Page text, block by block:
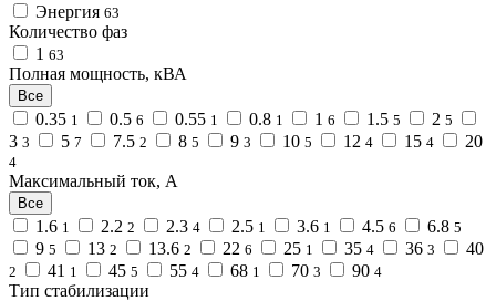
Энергия 63
Количество фаз
1 63
Полная мощность, кВА
Все
0.35 1 0.5 6 0.55 1 0.8 1 1 6 1.5 5 2 5
3 3 5 7 7.5 2 8 5 9 3 10 5 12 4 15 4 20
4
Максимальный ток, А
Все
1.6 1 2.2 2 2.3 4 2.5 1 3.6 1 4.5 6 6.8 5
9 5 13 2 13.6 2 22 6 25 1 35 4 36 3 40
2 41 1 45 5 55 4 68 1 70 3 90 4
Тип стабилизации